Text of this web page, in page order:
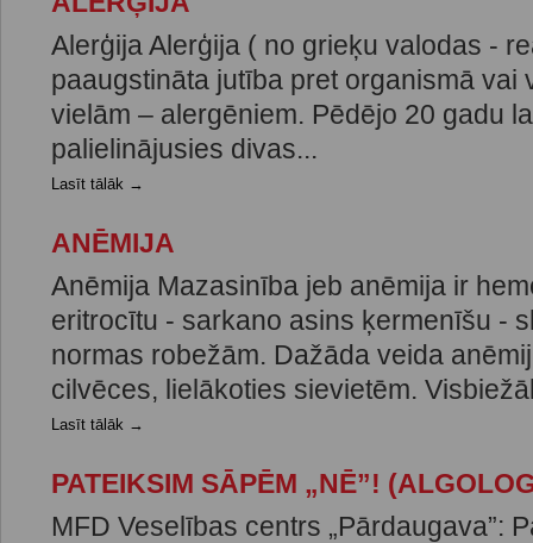
Alerģija Alerģija ( no grieķu valodas -
paaugstināta jutība pret organismā vai
vielām – alergēniem. Pēdējo 20 gadu
palielinājusies divas...
Lasīt tālāk →
ANĒMIJA
Anēmija Mazasinība jeb anēmija ir
eritrocītu - sarkano asins ķermenīšu -
normas robežām. Dažāda veida
cilvēces, lielākoties sievietēm.
Lasīt tālāk →
PATEIKSIM SĀPĒM „NĒ”!
MFD Veselības centrs „Pārdaugava”: